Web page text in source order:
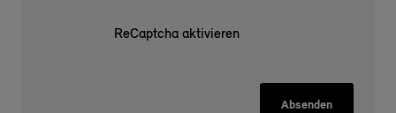
ReCaptcha aktivieren
Absenden